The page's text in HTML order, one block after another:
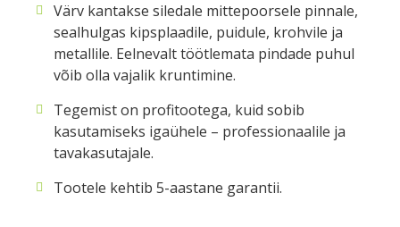
Värv kantakse siledale mittepoorsele pinnale,
sealhulgas kipsplaadile, puidule, krohvile ja
metallile. Eelnevalt töötlemata pindade puhul
võib olla vajalik kruntimine.
Tegemist on profitootega, kuid sobib
kasutamiseks igaühele – professionaalile ja
tavakasutajale.
Tootele kehtib 5-aastane garantii.